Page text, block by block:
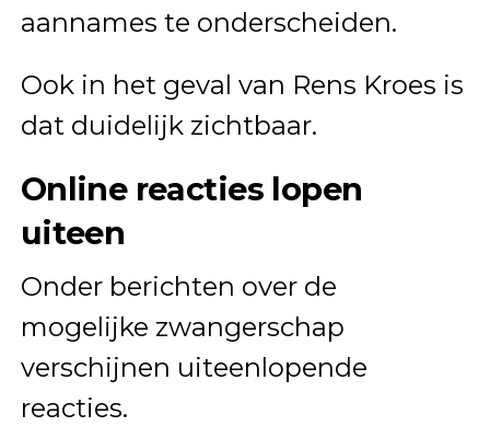
aannames te onderscheiden.
Ook in het geval van Rens Kroes is
dat duidelijk zichtbaar.
Online reacties lopen
uiteen
Onder berichten over de
mogelijke zwangerschap
verschijnen uiteenlopende
reacties.